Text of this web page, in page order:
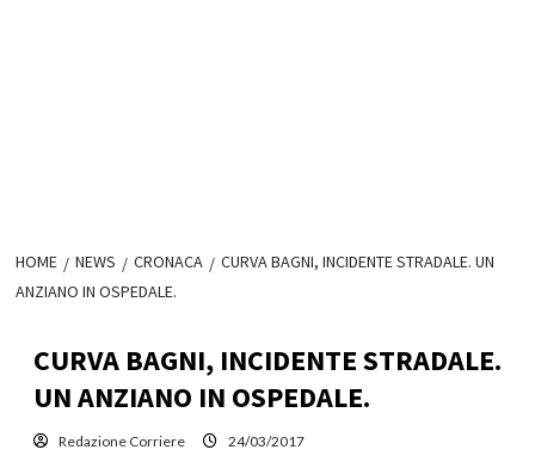
HOME NEWS CRONACA
CURVA BAGNI, INCIDENTE STRADALE. UN
ANZIANO IN OSPEDALE.
CURVA BAGNI, INCIDENTE STRADALE.
UN ANZIANO IN OSPEDALE.
Redazione Corriere 24/03/2017